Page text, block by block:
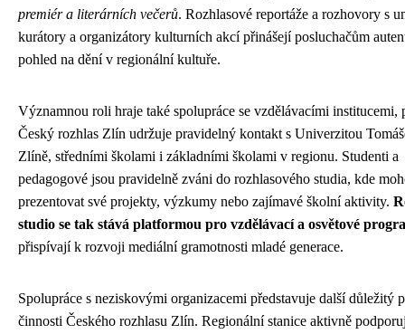
premiér a literárních večerů. Rozhlasové reportáže a rozhovory s
kurátory a organizátory kulturních akcí přinášejí posluchačům
pohled na dění v regionální kultuře.
Významnou roli hraje také spolupráce se vzdělávacími institucemi,
Český rozhlas Zlín udržuje pravidelný kontakt s Univerzitou
Zlíně, středními školami i základními školami v regionu. Studenti a
pedagogové jsou pravidelně zváni do rozhlasového studia, kde
prezentovat své projekty, výzkumy nebo zajímavé školní aktivity.
studio se tak stává platformou pro vzdělávací a osvětové
přispívají k rozvoji mediální gramotnosti mladé generace.
Spolupráce s neziskovými organizacemi představuje další důležitý
činnosti Českého rozhlasu Zlín. Regionální stanice aktivně